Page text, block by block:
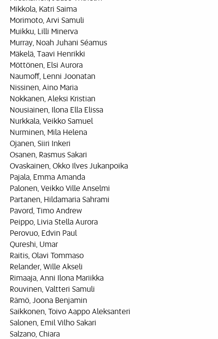
Mikkola, Katri Saima
Morimoto, Arvi Samuli
Muikku, Lilli Minerva
Murray, Noah Juhani Séamus
Mäkelä, Taavi Henrikki
Möttönen, Elsi Aurora
Naumoff, Lenni Joonatan
Nissinen, Aino Maria
Nokkanen, Aleksi Kristian
Nousiainen, Ilona Ella Elissa
Nurkkala, Veikko Samuel
Nurminen, Mila Helena
Ojanen, Siiri Inkeri
Osanen, Rasmus Sakari
Ovaskainen, Okko Ilves Jukanpoika
Pajala, Emma Amanda
Palonen, Veikko Ville Anselmi
Partanen, Hildamaria Sahrami
Pavord, Timo Andrew
Peippo, Livia Stella Aurora
Perovuo, Edvin Paul
Qureshi, Umar
Raitis, Olavi Tommaso
Relander, Wille Akseli
Rimaaja, Anni Ilona Mariikka
Rouvinen, Valtteri Samuli
Rämö, Joona Benjamin
Saikkonen, Toivo Aappo Aleksanteri
Salonen, Emil Vilho Sakari
Salzano, Chiara